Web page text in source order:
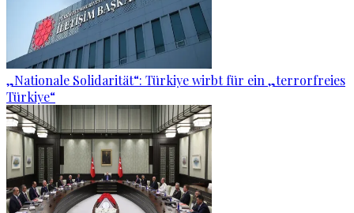
„Nationale Solidarität“: Türkiye wirbt für ein „terrorfreies
Türkiye“